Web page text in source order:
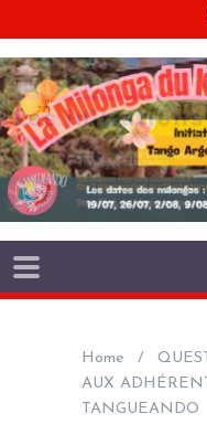
Home
AUX
TANGUEANDO